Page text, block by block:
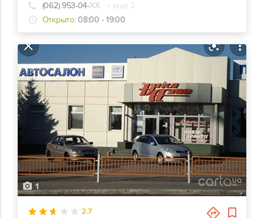
(062) 953-04-ХХ
+ еще 3
Открыто: 08:00 - 19:00
1
2.7